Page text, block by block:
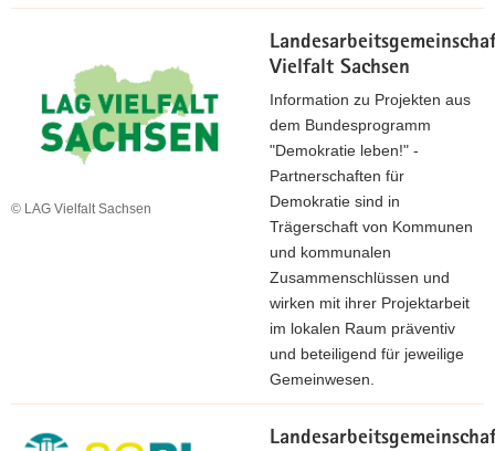
Vielfalt Sachsen
© LAG Vielfalt Sachsen
Information zu Projekten aus
dem Bundesprogramm
"Demokratie leben!" -
Partnerschaften für
Demokratie sind in
Trägerschaft von Kommunen
und kommunalen
Zusammenschlüssen und
wirken mit ihrer Projektarbeit
im lokalen Raum präventiv
und beteiligend für jeweilige
Gemeinwesen.